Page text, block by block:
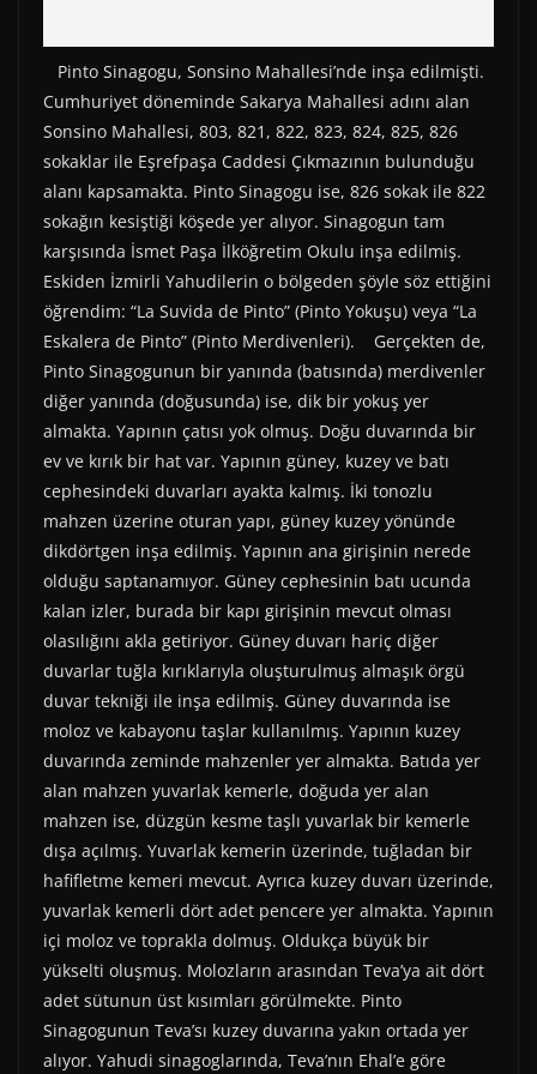
Pinto Sinagogu, Sonsino Mahallesi’nde inşa edilmişti.
Cumhuriyet döneminde Sakarya Mahallesi adını alan
Sonsino Mahallesi, 803, 821, 822, 823, 824, 825, 826
sokaklar ile Eşrefpaşa Caddesi Çıkmazının bulunduğu
alanı kapsamakta. Pinto Sinagogu ise, 826 sokak ile 822
sokağın kesiştiği köşede yer alıyor. Sinagogun tam
karşısında İsmet Paşa İlköğretim Okulu inşa edilmiş.
Eskiden İzmirli Yahudilerin o bölgeden şöyle söz ettiğini
öğrendim: “La Suvida de Pinto” (Pinto Yokuşu) veya “La
Eskalera de Pinto” (Pinto Merdivenleri). Gerçekten de,
Pinto Sinagogunun bir yanında (batısında) merdivenler
diğer yanında (doğusunda) ise, dik bir yokuş yer
almakta. Yapının çatısı yok olmuş. Doğu duvarında bir
ev ve kırık bir hat var. Yapının güney, kuzey ve batı
cephesindeki duvarları ayakta kalmış. İki tonozlu
mahzen üzerine oturan yapı, güney kuzey yönünde
dikdörtgen inşa edilmiş. Yapının ana girişinin nerede
olduğu saptanamıyor. Güney cephesinin batı ucunda
kalan izler, burada bir kapı girişinin mevcut olması
olasılığını akla getiriyor. Güney duvarı hariç diğer
duvarlar tuğla kırıklarıyla oluşturulmuş almaşık örgü
duvar tekniği ile inşa edilmiş. Güney duvarında ise
moloz ve kabayonu taşlar kullanılmış. Yapının kuzey
duvarında zeminde mahzenler yer almakta. Batıda yer
alan mahzen yuvarlak kemerle, doğuda yer alan
mahzen ise, düzgün kesme taşlı yuvarlak bir kemerle
dışa açılmış. Yuvarlak kemerin üzerinde, tuğladan bir
hafifletme kemeri mevcut. Ayrıca kuzey duvarı üzerinde,
yuvarlak kemerli dört adet pencere yer almakta. Yapının
içi moloz ve toprakla dolmuş. Oldukça büyük bir
yükselti oluşmuş. Molozların arasından Teva’ya ait dört
adet sütunun üst kısımları görülmekte. Pinto
Sinagogunun Teva’sı kuzey duvarına yakın ortada yer
alıyor. Yahudi sinagoglarında, Teva’nın Ehal’e göre